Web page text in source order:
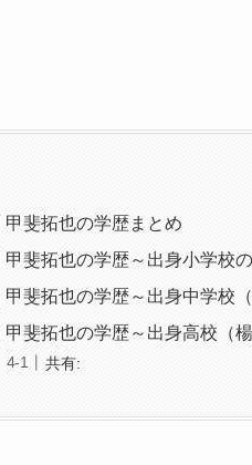
甲斐拓也の学歴まとめ
甲斐拓也の学歴～出身小学校
甲斐拓也の学歴～出身中学校
甲斐拓也の学歴～出身高校（
共有: